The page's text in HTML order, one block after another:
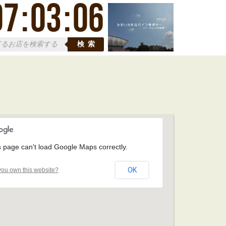
:03:07
検索
page can't load Google Maps correctly.
own this website? OK